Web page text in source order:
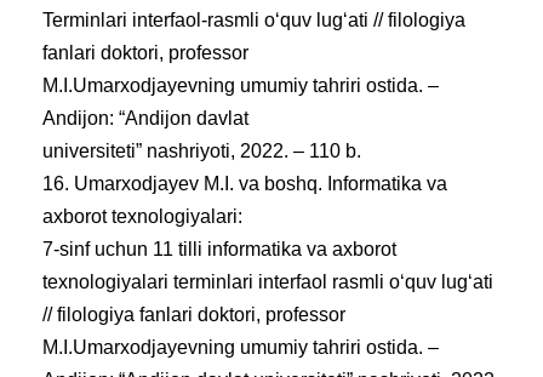
Terminlari interfaol-rasmli oʻquv lugʻati // filologiya
fanlari doktori, professor
M.I.Umarxodjayevning umumiy tahriri ostida. –
Andijon: “Andijon davlat
universiteti” nashriyoti, 2022. – 110 b.
16. Umarxodjayev M.I. va boshq. Informatika va
axborot texnologiyalari:
7-sinf uchun 11 tilli informatika va axborot
texnologiyalari terminlari interfaol rasmli oʻquv lugʻati
// filologiya fanlari doktori, professor
M.I.Umarxodjayevning umumiy tahriri ostida. –